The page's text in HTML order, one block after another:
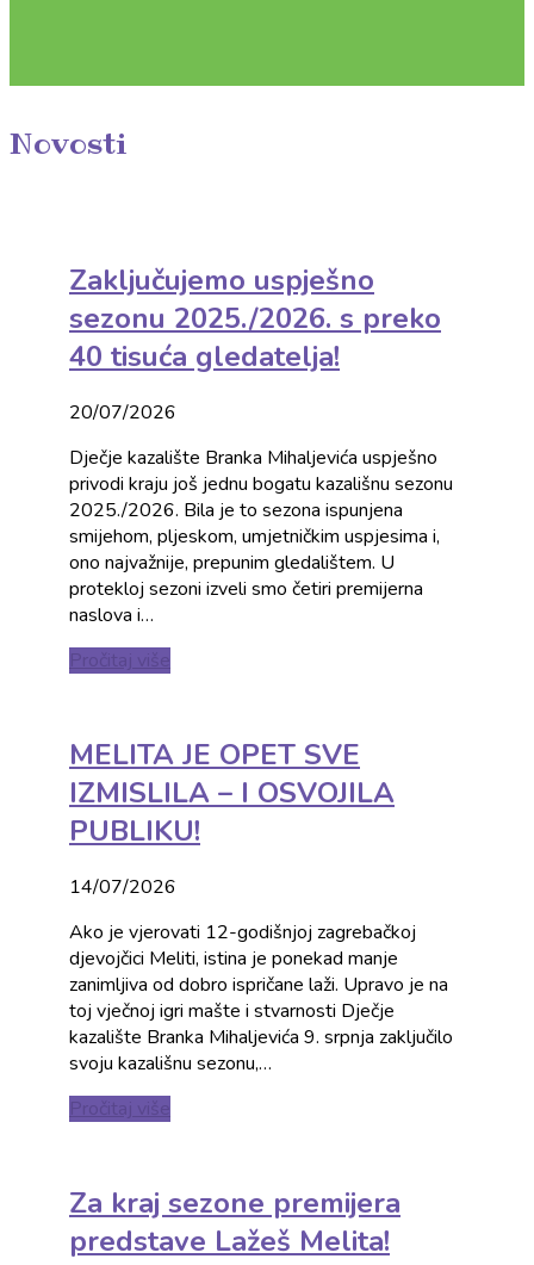
Novosti
Zaključujemo uspješno
sezonu 2025./2026. s preko
40 tisuća gledatelja!
20/07/2026
Dječje kazalište Branka Mihaljevića uspješno
privodi kraju još jednu bogatu kazališnu sezonu
2025./2026. Bila je to sezona ispunjena
smijehom, pljeskom, umjetničkim uspjesima i,
ono najvažnije, prepunim gledalištem. U
protekloj sezoni izveli smo četiri premijerna
naslova i…
Pročitaj više
MELITA JE OPET SVE
IZMISLILA – I OSVOJILA
PUBLIKU!
14/07/2026
Ako je vjerovati 12-godišnjoj zagrebačkoj
djevojčici Meliti, istina je ponekad manje
zanimljiva od dobro ispričane laži. Upravo je na
toj vječnoj igri mašte i stvarnosti Dječje
kazalište Branka Mihaljevića 9. srpnja zaključilo
svoju kazališnu sezonu,…
Pročitaj više
Za kraj sezone premijera
predstave Lažeš Melita!